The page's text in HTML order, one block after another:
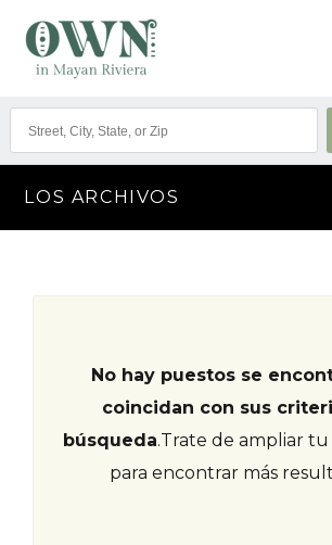
LOS ARCHIVOS
No hay puestos se
coincidan con sus
búsqueda.Trate de ampliar
para encontrar más